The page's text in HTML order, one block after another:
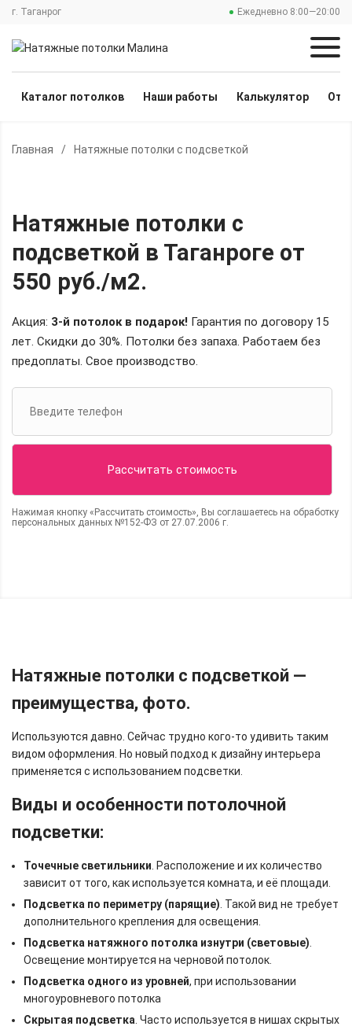
г. Таганрог Ежедневно 8:00—20:00
Каталог потолков Наши работы Калькулятор
Главная / Натяжные потолки с подсветкой
Натяжные потолки с
подсветкой в Таганроге от
550 руб./м2.
Акция: 3-й потолок в подарок! Гарантия по договору 15
лет. Скидки до 30%. Потолки без запаха. Работаем без
предоплаты. Свое производство.
Нажимая кнопку «Рассчитать стоимость», Вы соглашаетесь на обработку
персональных данных №152-ФЗ от 27.07.2006 г.
Натяжные потолки с подсветкой —
преимущества, фото.
Используются давно. Сейчас трудно кого-то удивить таким
видом оформления. Но новый подход к дизайну интерьера
применяется с использованием подсветки.
Виды и особенности потолочной
подсветки:
Точечные светильники . Расположение и их количество
зависит от того, как используется комната, и её площади.
Подсветка по периметру (парящие) . Такой вид не требует
дополнительного крепления для освещения.
Подсветка натяжного потолка изнутри (световые)
Освещение монтируется на черновой потолок.
Подсветка одного из уровней, при использовании
многоуровневого потолка
Скрытая подсветка . Часто используется в нишах скрытых